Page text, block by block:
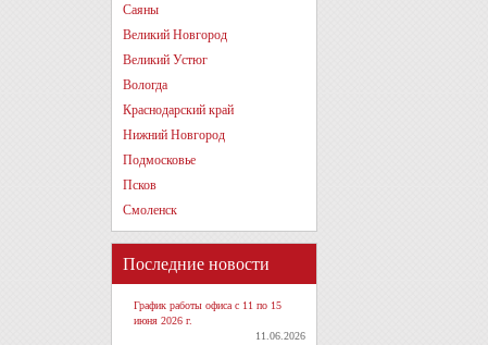
Саяны
Великий Новгород
Великий Устюг
Вологда
Краснодарский край
Нижний Новгород
Подмосковье
Псков
Смоленск
Последние новости
График работы офиса с 11 по 15
июня 2026 г.
11.06.2026